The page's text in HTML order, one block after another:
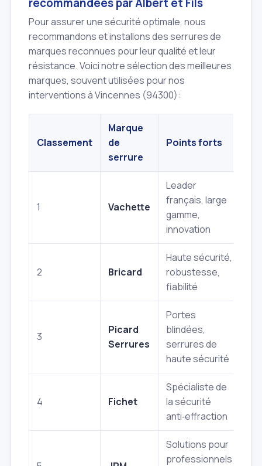
Pour assurer une sécurité optimale, nous
recommandons et installons des serrures de
marques reconnues pour leur qualité et leur
résistance. Voici notre sélection des meilleures
marques, souvent utilisées pour nos
interventions à Vincennes (94300):
Classement
Marque
de
serrure
Points forts
1 Vachette
Leader
français, large
gamme,
innovation
2 Bricard
Haute sécurité,
robustesse,
fiabilité
3
Picard
Serrures
Portes
blindées,
serrures de
haute sécurité
4 Fichet
Spécialiste de
la sécurité
anti‑effraction
Solutions pour
professionnels